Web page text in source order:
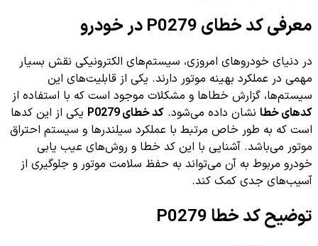
معرفی کد خطای P0279 در خودرو
در دنیای خودروهای امروزی، سیستم‌های الکترونیکی نقش بسیار
مهمی در عملکرد بهینه موتور دارند. یکی از قابلیت‌های این
سیستم‌ها، گزارش خطاها و مشکلات موجود است که با استفاده از
کدهای خطا نشان داده می‌شود. کد خطای P0279
یکی از این کدها
است که به طور خاص مرتبط با عملکرد سیلندرها و سیستم احتراق
موتور می‌باشد. آشنایی با این کد خطا و روش‌های عیب یابی
خودرو مربوط به آن می‌تواند به حفظ سلامت موتور و جلوگیری از
آسیب‌های جدی کمک کند.
توضیح کد خطا P0279